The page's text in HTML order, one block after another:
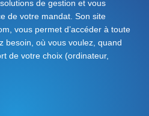
de gestion et vous
de votre mandat. Son site
vous permet d’accéder à toute
besoin, où vous voulez, quand
de votre choix (ordinateur,